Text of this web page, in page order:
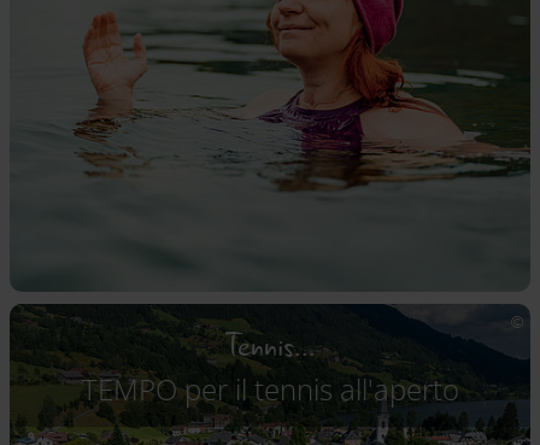
Tennis...
TEMPO per il tennis all'aperto